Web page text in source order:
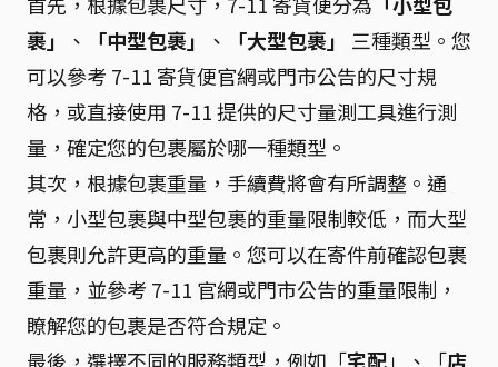
裹」
、 「中型包裹」 、 「大型包裹」
三種類型。您
可以參考 7-11 寄貨便官網或門市公告的尺寸規
格，或直接使用 7-11 提供的尺寸量測工具進行測
量，確定您的包裹屬於哪一種類型。
其次，根據包裹重量，手續費將會有所調整。通
常，小型包裹與中型包裹的重量限制較低，而大型
包裹則允許更高的重量。您可以在寄件前確認包裹
重量，並參考 7-11 官網或門市公告的重量限制，
瞭解您的包裹是否符合規定。
最後，選擇不同的服務類型，例如「宅配」、「店